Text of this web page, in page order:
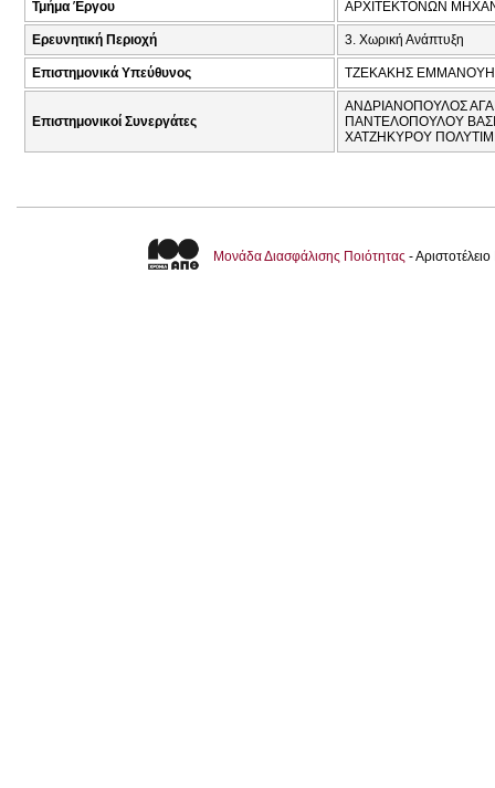
Τμήμα Έργου ΑΡΧΙΤΕΚΤΟΝΩΝ
Ερευνητική Περιοχή 3. Χωρική Ανάπτυξη
Επιστημονικά Υπεύθυνος ΤΖΕΚΑΚΗΣ
Επιστημονικοί Συνεργάτες
ΑΝΔΡΙΑΝΟΠΟΥΛΟΣ
ΠΑΝΤΕΛΟΠΟΥΛΟΥ
ΧΑΤΖΗΚΥΡΟΥ
Μονάδα Διασφάλισης Ποιότητας -